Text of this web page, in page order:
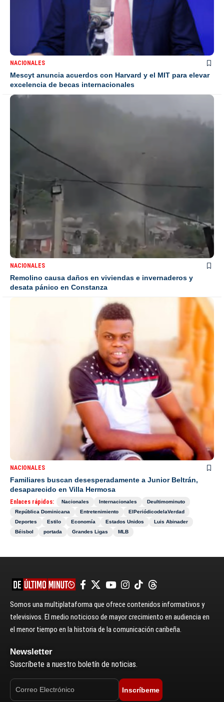
NACIONALES
Mescyt anuncia acuerdos con Harvard y el MIT para elevar
excelencia de becas internacionales
NACIONALES
Remolino causa daños en viviendas e invernaderos y
desata pánico en Constanza
NACIONALES
Familiares buscan desesperadamente a Junior Beltrán,
desaparecido en Villa Hermosa
Enlaces rápidos: Nacionales Internacionales
Deultimominuto
República Dominicana
Entretenimiento
ElPeriódicodelaVerdad
Deportes
Estilo Economía Estados Unidos
Luis Abinader
Béisbol
portada Grandes Ligas MLB
Somos una multiplataforma que ofrece contenidos informativos y
televisivos. El medio noticioso de mayor crecimiento en audiencia en
el menor tiempo en la historia de la comunicación caribeña.
Newsletter
Suscríbete a nuestro boletín de noticias.
Inscríbeme